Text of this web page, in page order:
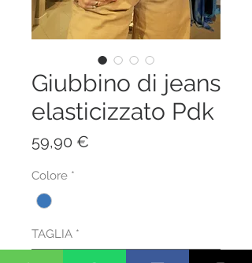
Giubbino di jeans
elasticizzato Pdk
59,90 €
Colore *
TAGLIA *